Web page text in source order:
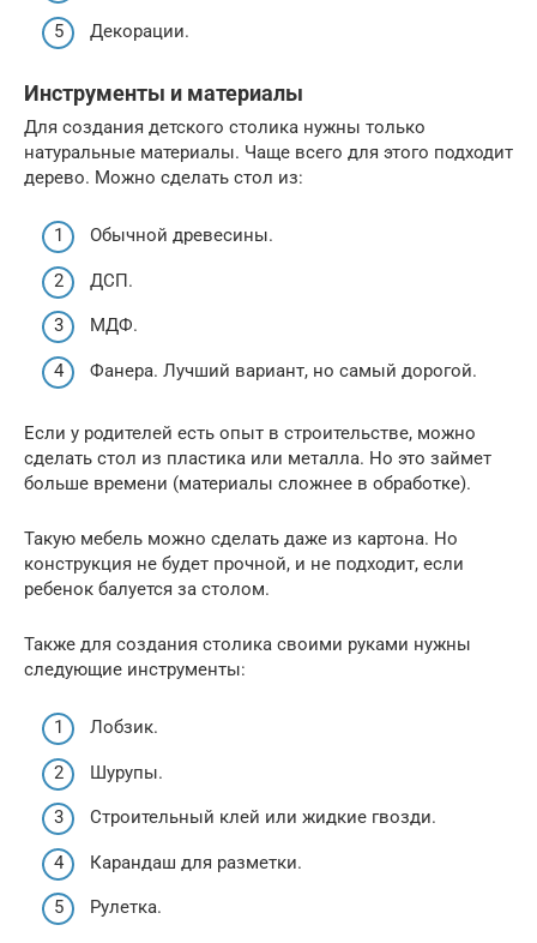
Декорации.
Инструменты и материалы
Для создания детского столика нужны только
натуральные материалы. Чаще всего для этого подходит
дерево. Можно сделать стол из:
Обычной древесины.
ДСП.
МДФ.
Фанера. Лучший вариант, но самый дорогой.
Если у родителей есть опыт в строительстве, можно
сделать стол из пластика или металла. Но это займет
больше времени (материалы сложнее в обработке).
Такую мебель можно сделать даже из картона. Но
конструкция не будет прочной, и не подходит, если
ребенок балуется за столом.
Также для создания столика своими руками нужны
следующие инструменты:
Лобзик.
Шурупы.
Строительный клей или жидкие гвозди.
Карандаш для разметки.
Рулетка.